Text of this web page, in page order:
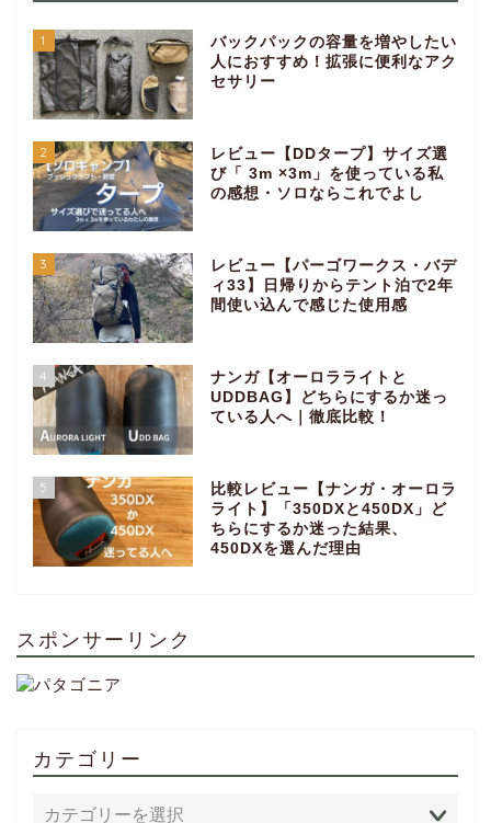
1
バックパックの容量を増やしたい
人におすすめ！拡張に便利なアク
セサリー
2
レビュー【DDタープ】サイズ選
び「 3m ×3m」を使っている私
の感想・ソロならこれでよし
3
レビュー【パーゴワークス・バデ
ィ33】日帰りからテント泊で2年
間使い込んで感じた使用感
4
ナンガ【オーロラライトと
UDDBAG】どちらにするか迷っ
ている人へ｜徹底比較！
5
比較レビュー【ナンガ・オーロラ
ライト】「350DXと450DX」ど
ちらにするか迷った結果、
450DXを選んだ理由
スポンサーリンク
カテゴリー